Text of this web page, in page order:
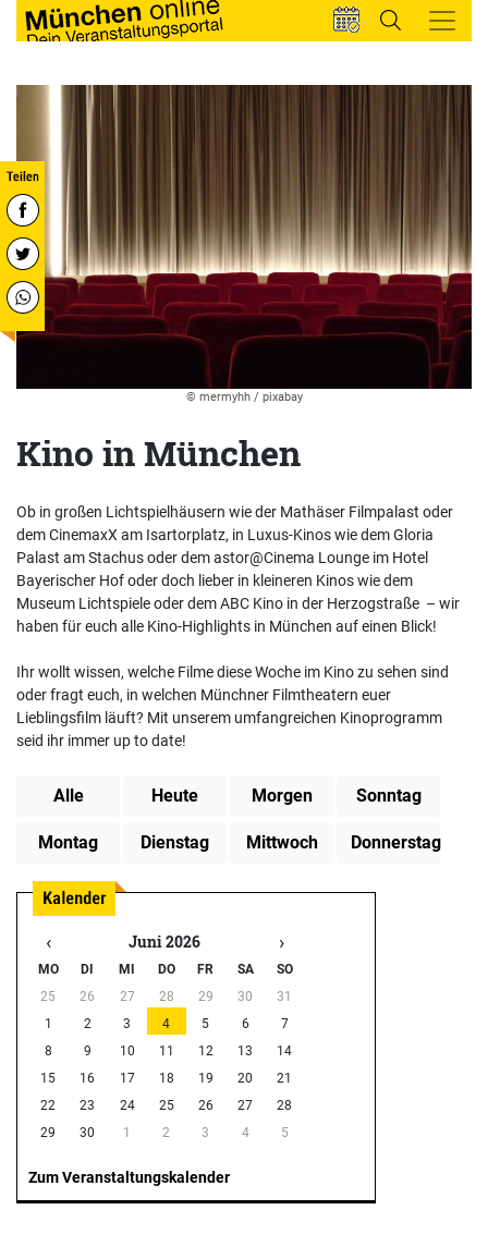
© mermyhh / pixabay
Kino in München
Ob in großen Lichtspielhäusern wie der Mathäser Filmpalast oder
dem CinemaxX am Isartorplatz, in Luxus-Kinos wie dem Gloria
Palast am Stachus oder dem astor@Cinema Lounge im Hotel
Bayerischer Hof oder doch lieber in kleineren Kinos wie dem
Museum Lichtspiele oder dem ABC Kino in der Herzogstraße – wir
haben für euch alle Kino-Highlights in München auf einen Blick!
Ihr wollt wissen, welche Filme diese Woche im Kino zu sehen sind
oder fragt euch, in welchen Münchner Filmtheatern euer
Lieblingsfilm läuft? Mit unserem umfangreichen Kinoprogramm
seid ihr immer up to date!
Alle Heute Morgen Sonntag
Montag Dienstag Mittwoch Donnerstag
‹ Juni 2026 ›
MO DI MI DO FR SA
SO
25
26 27 28 29 30
31
1
2 3 4 5 6
7
8
9 10 11 12 13
14
15
16 17 18 19 20
21
22
23 24 25 26 27
28
29
30 1 2 3 4 5
Zum Veranstaltungskalender